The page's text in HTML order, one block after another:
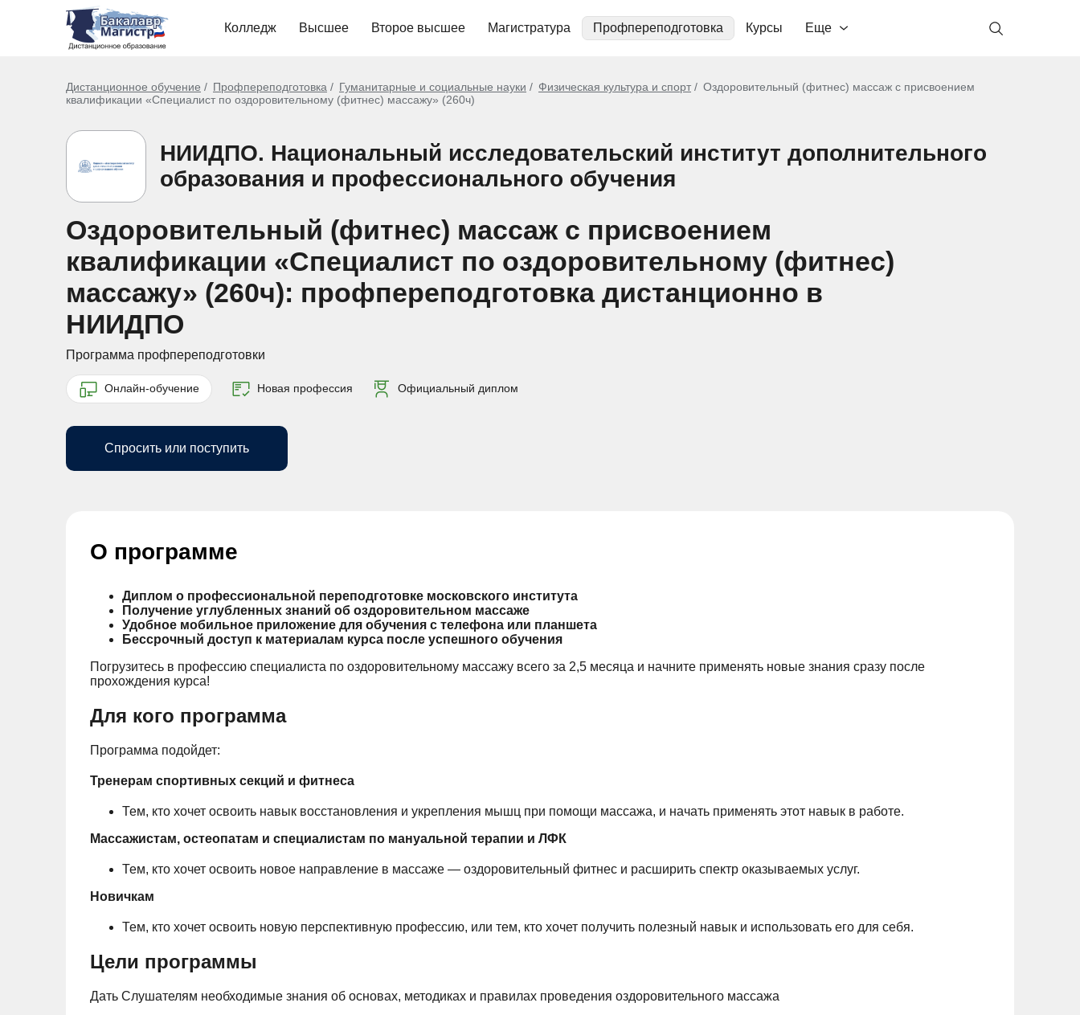
Колледж Высшее Второе высшее Магистратура Профпереподготовка Курсы Еще
Дистанционное обучение Профпереподготовка Гуманитарные и социальные науки Физическая культура и спорт
Оздоровительный (фитнес) массаж с присвоением
квалификации «Специалист по оздоровительному (фитнес) массажу» (260ч)
НИИДПО. Национальный исследовательский институт дополнительного
образования и профессионального обучения
Оздоровительный (фитнес) массаж с присвоением
квалификации «Специалист по оздоровительному (фитнес)
массажу» (260ч): профпереподготовка дистанционно в
НИИДПО
Программа профпереподготовки
Онлайн-обучение Новая профессия Официальный диплом
Спросить или поступить
О программе
Диплом о профессиональной переподготовке московского института
Получение углубленных знаний об оздоровительном массаже
Удобное мобильное приложение для обучения с телефона или планшета
Бессрочный доступ к материалам курса после успешного обучения
Погрузитесь в профессию специалиста по оздоровительному массажу всего за 2,5 месяца и начните применять новые знания сразу после
прохождения курса!
Для кого программа
Программа подойдет:
Тренерам спортивных секций и фитнеса
Тем, кто хочет освоить навык восстановления и укрепления мышц при помощи массажа, и начать применять этот навык в работе.
Массажистам, остеопатам и специалистам по мануальной терапии и ЛФК
Тем, кто хочет освоить новое направление в массаже — оздоровительный фитнес и расширить спектр оказываемых услуг.
Новичкам
Тем, кто хочет освоить новую перспективную профессию, или тем, кто хочет получить полезный навык и использовать его для себя.
Цели программы
Дать Слушателям необходимые знания об основах, методиках и правилах проведения оздоровительного массажа